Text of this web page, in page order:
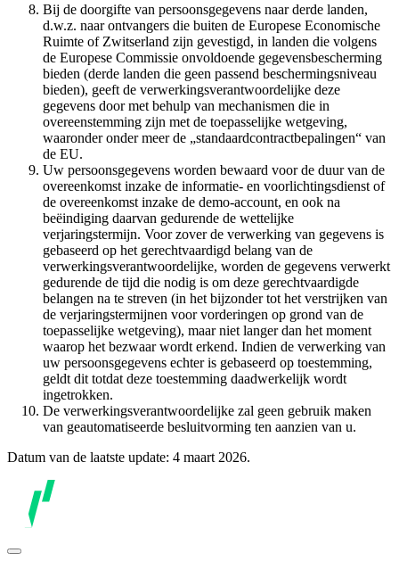
Bij de doorgifte van persoonsgegevens naar derde landen,
d.w.z. naar ontvangers die buiten de Europese Economische
Ruimte of Zwitserland zijn gevestigd, in landen die volgens
de Europese Commissie onvoldoende gegevensbescherming
bieden (derde landen die geen passend beschermingsniveau
bieden), geeft de verwerkingsverantwoordelijke deze
gegevens door met behulp van mechanismen die in
overeenstemming zijn met de toepasselijke wetgeving,
waaronder onder meer de „standaardcontractbepalingen“ van
de EU.
Uw persoonsgegevens worden bewaard voor de duur van de
overeenkomst inzake de informatie- en voorlichtingsdienst of
de overeenkomst inzake de demo-account, en ook na
beëindiging daarvan gedurende de wettelijke
verjaringstermijn. Voor zover de verwerking van gegevens is
gebaseerd op het gerechtvaardigd belang van de
verwerkingsverantwoordelijke, worden de gegevens verwerkt
gedurende de tijd die nodig is om deze gerechtvaardigde
belangen na te streven (in het bijzonder tot het verstrijken van
de verjaringstermijnen voor vorderingen op grond van de
toepasselijke wetgeving), maar niet langer dan het moment
waarop het bezwaar wordt erkend. Indien de verwerking van
uw persoonsgegevens echter is gebaseerd op toestemming,
geldt dit totdat deze toestemming daadwerkelijk wordt
ingetrokken.
De verwerkingsverantwoordelijke zal geen gebruik maken
van geautomatiseerde besluitvorming ten aanzien van u.
Datum van de laatste update: 4 maart 2026.